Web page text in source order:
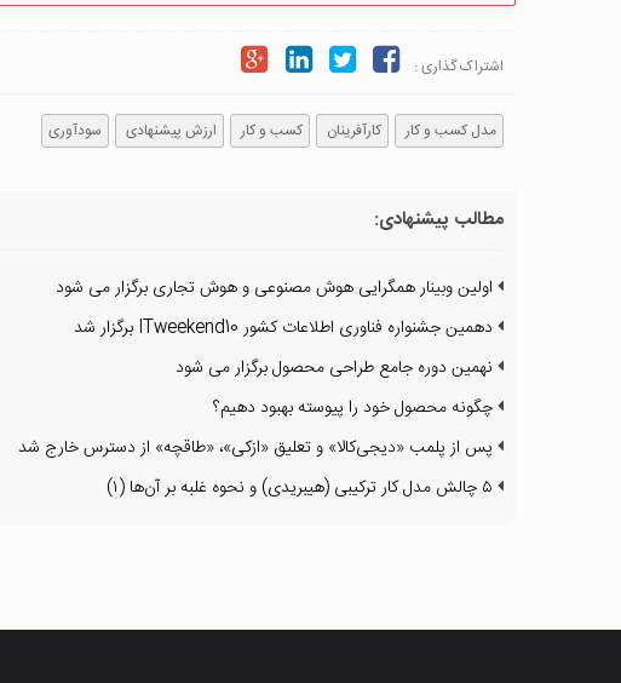
اشتراک گذاری :
مدل کسب و کار کارآفرینان کسب و کار ارزش پیشنهادی سودآوری
مطالب پیشنهادی:
اولین وبینار همگرایی هوش مصنوعی و هوش تجاری برگزار می شود
دهمین جشنواره فناوری اطلاعات کشور ITweekend10 برگزار شد
نهمین دوره جامع طراحی محصول برگزار می شود
چگونه محصول خود را پیوسته بهبود دهیم؟
پس از پلمب «دیجی‌کالا» و تعلیق «ازکی»، «طاقچه» از دسترس خارج شد
۵ چالش مدل کار ترکیبی (هیبریدی) و نحوه غلبه بر آن‌ها (۱)